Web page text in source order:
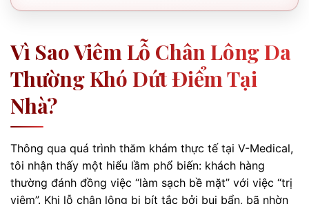
Vì Sao Viêm Lỗ Chân Lông Da
Thường Khó Dứt Điểm Tại
Nhà?
Thông qua quá trình thăm khám thực tế tại V-Medical,
tôi nhận thấy một hiểu lầm phổ biến: khách hàng
thường đánh đồng việc “làm sạch bề mặt” với việc “trị
viêm”. Khi lỗ chân lông bị bít tắc bởi bụi bẩn, bã nhờn